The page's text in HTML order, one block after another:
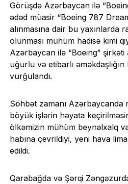
Görüşdə Azərbaycan ilə
ədəd müasir “Boeing 787
alınmasına dair bu yaxınlarda
olunması mühüm hadisə kimi
Azərbaycan ilə “Boeing”
uğurlu və etibarlı
vurğulandı.
Söhbət zamanı Azərbaycanda
böyük işlərin həyata
ölkəmizin mühüm beynəlxalq
habına çevrildiyi, yeni hava
edildi.
Qarabağda və Şərqi